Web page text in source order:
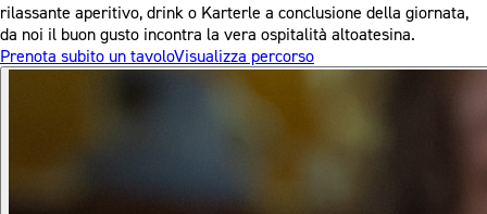
rilassante aperitivo, drink o Karterle a conclusione della giornata,
da noi il buon gusto incontra la vera ospitalità altoatesina.
Prenota subito un tavoloVisualizza percorso